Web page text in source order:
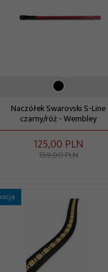
Naczółek Swarovski S-Line
czarny/róż - Wembley
125,00 PLN
159,00 PLN